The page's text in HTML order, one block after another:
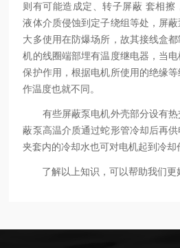
则有可能造成定、转子屏蔽 套相擦
液体介质侵蚀到定子绕组等处，屏
大多使用在防爆场所，故其接线盒
机的线圈端部埋有温度继电器，当
保护作用，根据电机所使用的绝缘
作温度也就不同。
有些屏蔽泵电机外壳部分设有热
蔽泵高温介质通过蛇形管冷却后再
夹套内的冷却水也可对电机起到冷却
了解以上知识，可以帮助我们更